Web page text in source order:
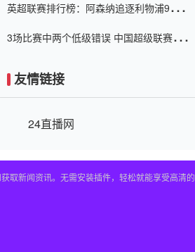
英超联赛排行榜：阿森纳追逐利物浦9分 曼
3场比赛中两个低级错误 中国超级联赛的前
友情链接
24直播网
取新闻资讯。无需安装插件，轻松就能享受高清的